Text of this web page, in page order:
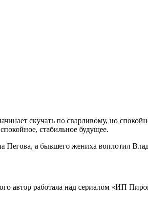
скучать по сварливому, но
стабильное будущее.
Пегова, а бывшего жениха воплотил
автор работала над сериалом «ИП